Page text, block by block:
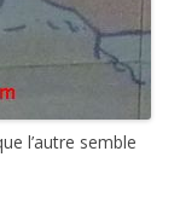
l’autre semble